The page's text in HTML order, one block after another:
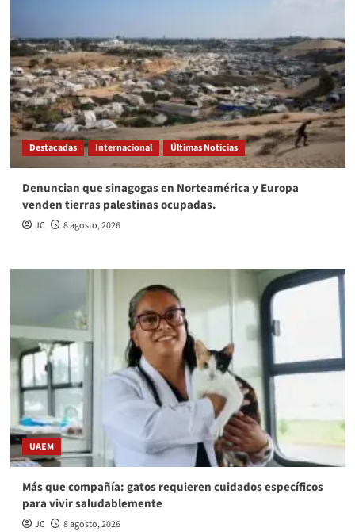
Destacadas Internacional Últimas Noticias
Denuncian que sinagogas en Norteamérica y Europa
venden tierras palestinas ocupadas.
JC 8 agosto, 2026
UAEM
Más que compañía: gatos requieren cuidados específicos
para vivir saludablemente
JC 8 agosto, 2026